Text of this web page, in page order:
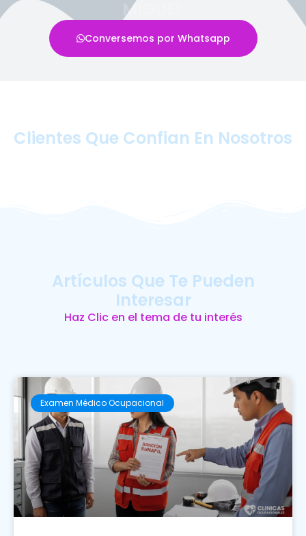
MIGUEL
Conversemos por Whatsapp
Clientes Que Confian En Nosotros
Artículos Que Te Pueden
Interesar
Haz Clic en el tema de tu interés
Examen Médico Ocupacional